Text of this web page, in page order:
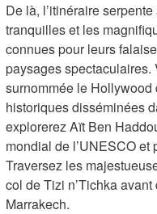
De là, l’itinéraire
tranquilles et les
connues pour leurs
paysages spectaculaires.
surnommée le Hollywood
historiques disséminées
explorerez Aït Ben
mondial de l’UNESCO et
Traversez les
col de Tizi n’Tichka
Marrakech.